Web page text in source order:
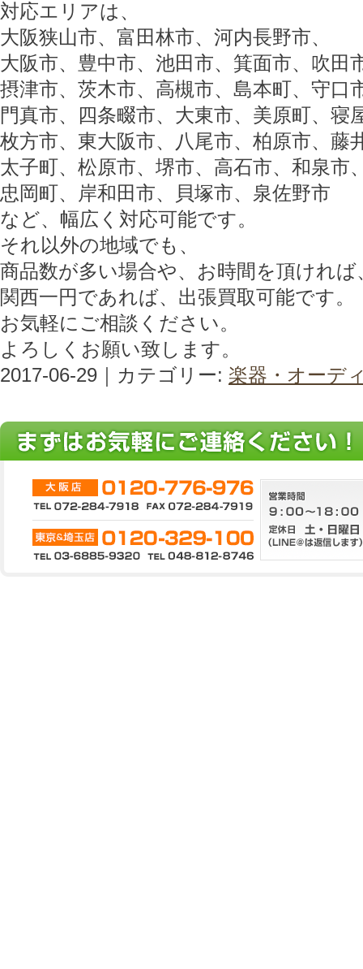
対応エリアは、
大阪狭山市、富田林市、河内長野市、
大阪市、豊中市、池田市、箕面市、吹田
摂津市、茨木市、高槻市、島本町、守口
門真市、四条畷市、大東市、美原町、寝
枚方市、東大阪市、八尾市、柏原市、藤
太子町、松原市、堺市、高石市、和泉市
忠岡町、岸和田市、貝塚市、泉佐野市
など、幅広く対応可能です。
それ以外の地域でも、
商品数が多い場合や、お時間を頂ければ
関西一円であれば、出張買取可能です。
お気軽にご相談ください。
よろしくお願い致します。
2017-06-29｜カテゴリー: 楽器・オーデ